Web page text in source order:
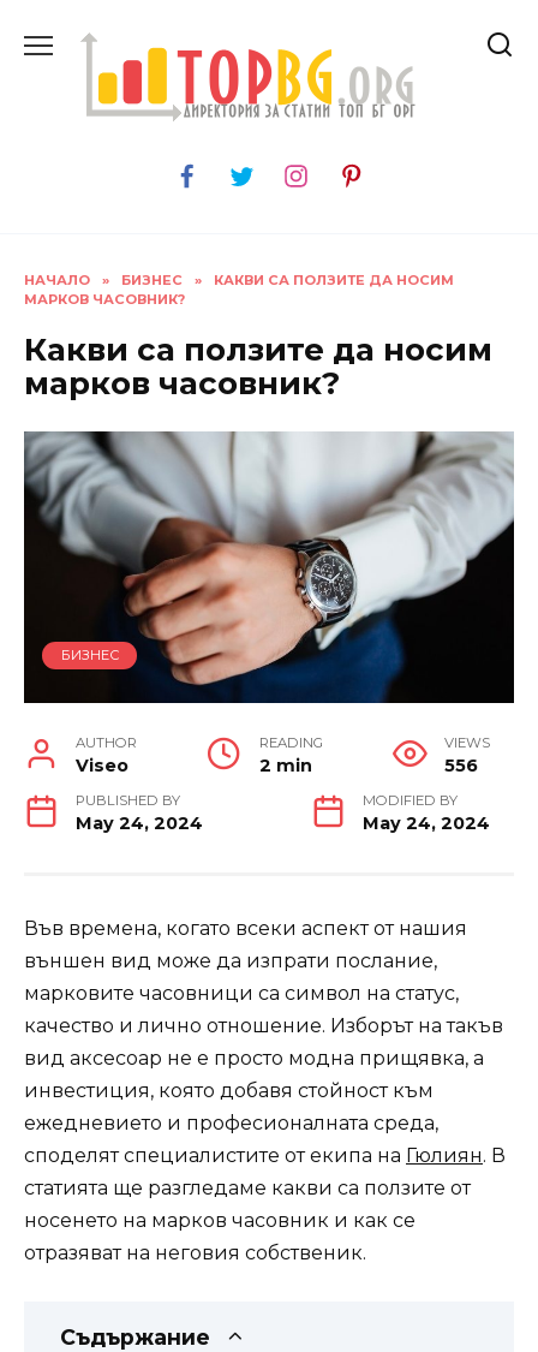
НАЧАЛО » БИЗНЕС »
КАКВИ СА ПОЛЗИТЕ ДА НОСИМ
МАРКОВ ЧАСОВНИК?
Какви са ползите да носим
марков часовник?
БИЗНЕС
AUTHOR
Viseo
READING
2 min
VIEWS
556
PUBLISHED BY
May 24, 2024
MODIFIED BY
May 24, 2024
Във времена, когато всеки аспект от нашия
външен вид може да изпрати послание,
марковите часовници са символ на статус,
качество и лично отношение. Изборът на такъв
вид аксесоар не е просто модна прищявка, а
инвестиция, която добавя стойност към
ежедневието и професионалната среда,
споделят специалистите от екипа на Гюлиян. В
статията ще разгледаме какви са ползите от
носенето на марков часовник и как се
отразяват на неговия собственик.
Съдържание